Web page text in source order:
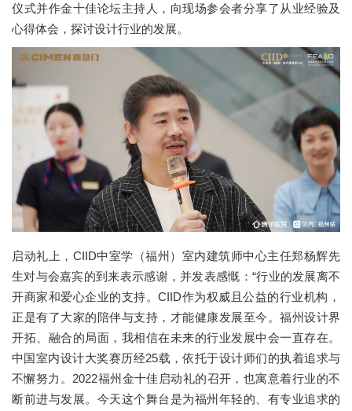
仪式并作金十佳论坛主持人，向现场参会者分享了从业经验及
心得体会，探讨设计行业的发展。
启动礼上，CIID中室学（福州）室内建筑师中心主任郑杨辉先
生对与会嘉宾的到来表示感谢，并发表感慨：“行业的发展离不
开商家和爱心企业的支持。CIID作为权威且公益的行业机构，
正是有了大家的陪伴与支持，才能健康发展至今。福州设计界
开拓、融合的局面，我相信在未来的行业发展中会一直存在。
中国室内设计大奖赛历经25载，依托于设计师们的执着追求与
不懈努力。2022福州金十佳启动礼的召开，也寓意着行业的不
断前进与发展。今天这个舞台是为福州年轻的、有专业追求的